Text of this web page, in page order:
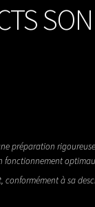
préparation
fonctionnement
conformément à sa